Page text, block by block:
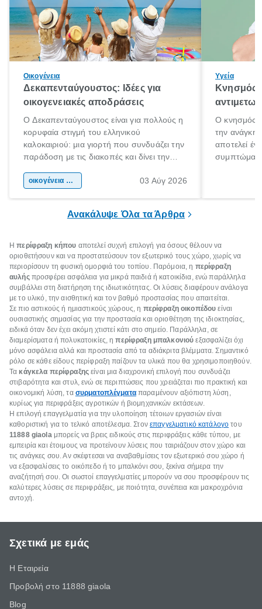
Οικογένεια
Δεκαπενταύγουστος: Ιδέες για
οικογενειακές αποδράσεις
Ο Δεκαπενταύγουστος είναι για πολλούς η
κορυφαία στιγμή του ελληνικού
καλοκαιριού: μια γιορτή που συνδυάζει την
παράδοση με τις διακοπές και δίνει την
χώρας. Είτε πρόκειται για λίγες μέρες
οικογένεια & παιδί 03 Αύγ 2026
Υγεία
Κνησμός:
Ο κνησμός
την ανάγκη
αποτελεί
Ανακάλυψε Όλα τα Άρθρα
Ηπερίφραξη κήπου αποτελεί συχνή επιλογή για όσους θέλουν να
οριοθετήσουν και να προστατεύσουν τον εξωτερικό τους χώρο, χωρίς να
περιορίσουν τη φυσική ομορφιά του τοπίου. Παρόμοια, η περίφραξη
αυλήςπροσφέρει ασφάλεια για μικρά παιδιά ή κατοικίδια, ενώ παράλληλα
συμβάλλει στη διατήρηση της ιδιωτικότητας. Οι λύσεις διαφέρουν ανάλογα
με το υλικό, την αισθητική και τον βαθμό προστασίας που απαιτείται.
Σε πιο αστικούς ή ημιαστικούς χώρους, η περίφραξη οικοπέδου είναι
ουσιαστικής σημασίας για την προστασία και οριοθέτηση της ιδιοκτησίας,
ειδικά όταν δεν έχει ακόμη χτιστεί κάτι στο σημείο. Παράλληλα, σε
διαμερίσματα ή πολυκατοικίες, ηπερίφραξη μπαλκονιού εξασφαλίζει όχι
μόνο ασφάλεια αλλά και προστασία από τα αδιάκριτα βλέμματα. Σημαντικό
ρόλο σε κάθε είδους περίφραξη παίζουν τα υλικά που θα χρησιμοποιηθούν.
Τα κάγκελα περίφραξηςείναι μια διαχρονική επιλογή που συνδυάζει
στιβαρότητα και στυλ, ενώ σε περιπτώσεις που χρειάζεται πιο πρακτική και
οικονομική λύση, τα συρματοπλέγματαπαραμένουν αξιόπιστη λύση,
κυρίως για περιφράξεις αγροτικών ή βιομηχανικών εκτάσεων.
Η επιλογή επαγγελματία για την υλοποίηση τέτοιων εργασιών είναι
καθοριστική για το τελικό αποτέλεσμα. Στονεπαγγελματικό κατάλογο του
11888 giaolaμπορείς να βρεις ειδικούς στις περιφράξεις κάθε τύπου, με
εμπειρία και έτοιμους να προτείνουν λύσεις που ταιριάζουν στον χώρο και
τις ανάγκες σου. Αν σκέφτεσαι να αναβαθμίσεις τον εξωτερικό σου χώρο ή
να εξασφαλίσεις το οικόπεδο ή το μπαλκόνι σου, ξεκίνα σήμερα την
αναζήτησή σου. Οι σωστοί επαγγελματίες μπορούν να σου προσφέρουν τις
καλύτερες λύσεις σε περιφράξεις, με ποιότητα, συνέπεια και μακροχρόνια
αντοχή.
Σχετικά με εμάς
Η Εταιρεία
Προβολή στο 11888 giaola
Blog